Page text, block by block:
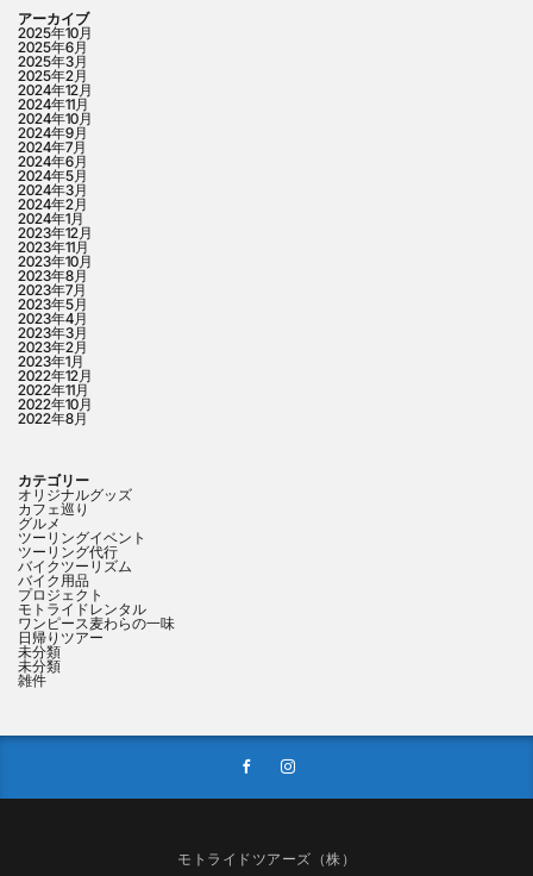
アーカイブ
2025年10月
2025年6月
2025年3月
2025年2月
2024年12月
2024年11月
2024年10月
2024年9月
2024年7月
2024年6月
2024年5月
2024年3月
2024年2月
2024年1月
2023年12月
2023年11月
2023年10月
2023年8月
2023年7月
2023年5月
2023年4月
2023年3月
2023年2月
2023年1月
2022年12月
2022年11月
2022年10月
2022年8月
カテゴリー
オリジナルグッズ
カフェ巡り
グルメ
ツーリングイベント
ツーリング代行
バイクツーリズム
バイク用品
プロジェクト
モトライドレンタル
ワンピース麦わらの一味
日帰りツアー
未分類
未分類
雑件
モトライドツアーズ（株）